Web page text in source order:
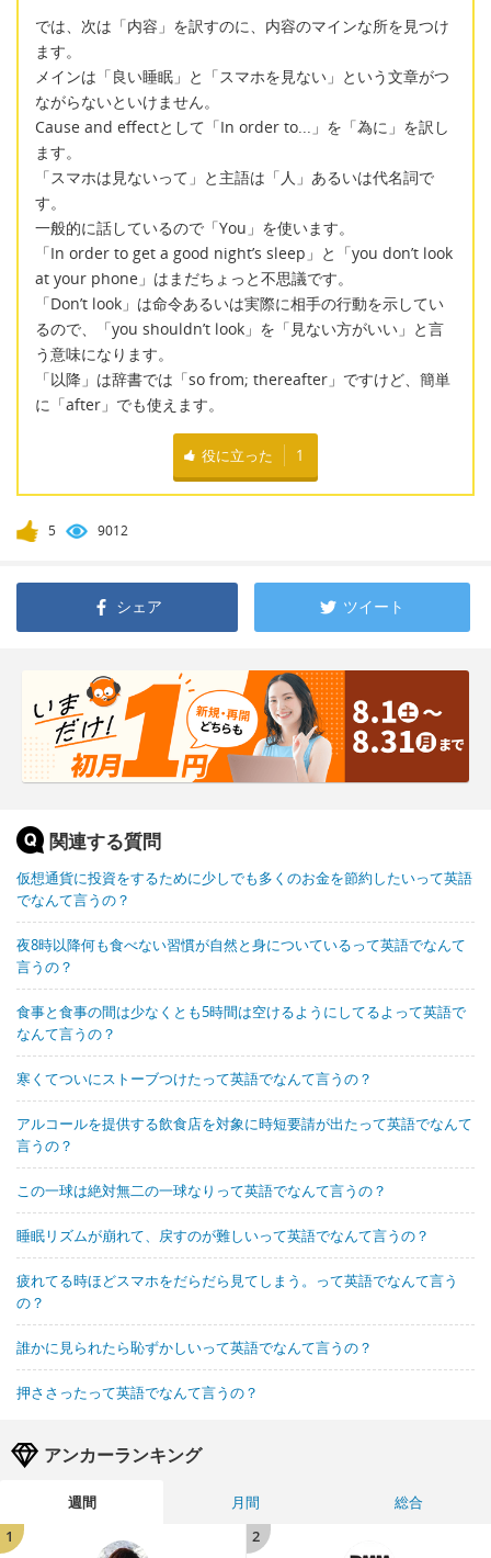
では、次は「内容」を訳すのに、内容のマインな所を見つけ
ます。
メインは「良い睡眠」と「スマホを見ない」という文章がつ
ながらないといけません。
Cause and effectとして「In order to...」を「為に」を訳し
ます。
「スマホは見ないって」と主語は「人」あるいは代名詞で
す。
一般的に話しているので「You」を使います。
「In order to get a good night’s sleep」と「you don’t look
at your phone」はまだちょっと不思議です。
「Don’t look」は命令あるいは実際に相手の行動を示してい
るので、「you shouldn’t look」を「見ない方がいい」と言
う意味になります。
「以降」は辞書では「so from; thereafter」ですけど、簡単
に「after」でも使えます。
役に立った 1
5 9012
シェア ツイート
関連する質問
仮想通貨に投資をするために少しでも多くのお金を節約したいって英語
でなんて言うの？
夜8時以降何も食べない習慣が自然と身についているって英語でなんて
言うの？
食事と食事の間は少なくとも5時間は空けるようにしてるよって英語で
なんて言うの？
寒くてついにストーブつけたって英語でなんて言うの？
アルコールを提供する飲食店を対象に時短要請が出たって英語でなんて
言うの？
この一球は絶対無二の一球なりって英語でなんて言うの？
睡眠リズムが崩れて、戻すのが難しいって英語でなんて言うの？
疲れてる時ほどスマホをだらだら見てしまう。って英語でなんて言う
の？
誰かに見られたら恥ずかしいって英語でなんて言うの？
押ささったって英語でなんて言うの？
アンカーランキング
週間 月間
総合
1
2